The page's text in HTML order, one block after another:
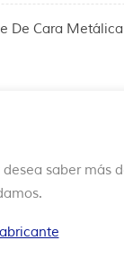
De Cara Metálica
saber más